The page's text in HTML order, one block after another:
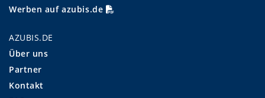
Werben auf azubis.de
AZUBIS.DE
Über uns
Partner
Kontakt